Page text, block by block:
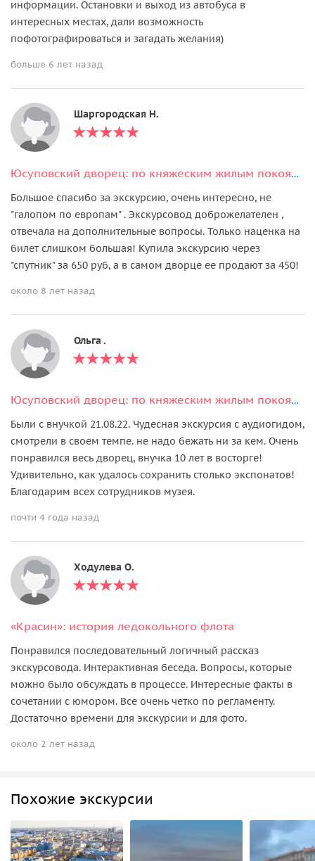
информации. Остановки и выход из автобуса в
интересных местах, дали возможность
пофотографироваться и загадать желания)
больше 6 лет назад
Шаргородская Н.
Юсуповский дворец: по княжеским жилым покоям (билет + аудиогид)
Большое спасибо за экскурсию, очень интересно, не
"галопом по европам" . Экскурсовод доброжелателен ,
отвечала на дополнительные вопросы. Только наценка на
билет слишком большая! Купила экскурсию через
"спутник" за 650 руб, а в самом дворце ее продают за 450!
около 8 лет назад
Ольга .
Юсуповский дворец: по княжеским жилым покоям (билет + аудиогид)
Были с внучкой 21.08.22. Чудесная экскурсия с аудиогидом,
смотрели в своем темпе. не надо бежать ни за кем. Очень
понравился весь дворец, внучка 10 лет в восторге!
Удивительно, как удалось сохранить столько экспонатов!
Благодарим всех сотрудников музея.
почти 4 года назад
Ходулева О.
«Красин»: история ледокольного флота
Понравился последовательный логичный рассказ
экскурсовода. Интерактивная беседа. Вопросы, которые
можно было обсуждать в процессе. Интересные факты в
сочетании с юмором. Все очень четко по регламенту.
Достаточно времени для экскурсии и для фото.
около 2 лет назад
Похожие экскурсии